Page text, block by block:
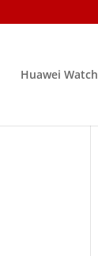
Huawei Watch